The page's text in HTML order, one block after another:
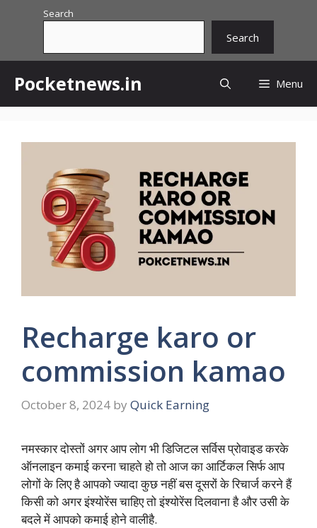
Search
Search
Pocketnews.in Menu
Recharge karo or
commission kamao
October 8, 2024 by Quick Earning
नमस्कार दोस्तों अगर आप लोग भी डिजिटल सर्विस प्रोवाइड करके
ऑनलाइन कमाई करना चाहते हो तो आज का आर्टिकल सिर्फ आप
लोगों के लिए है आपको ज्यादा कुछ नहीं बस दूसरों के रिचार्ज करने हैं
किसी को अगर इंश्योरेंस चाहिए तो इंश्योरेंस दिलवाना है और उसी के
बदले में आपको कमाई होने वालीहै.